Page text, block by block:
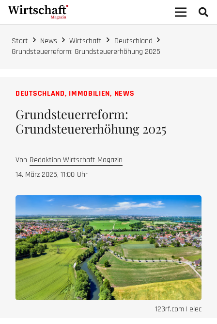
Start News Wirtschaft
Deutschland
Grundsteuerreform: Grundsteuererhöhung 2025
DEUTSCHLAND, IMMOBILIEN, NEWS
Grundsteuerreform:
Grundsteuererhöhung 2025
Von Redaktion Wirtschaft Magazin
14. März 2025, 11:00 Uhr
123rf.com | elec